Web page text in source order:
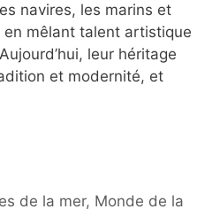
navires, les marins et
mêlant talent artistique
leur héritage
et modernité, et
de la mer, Monde de la